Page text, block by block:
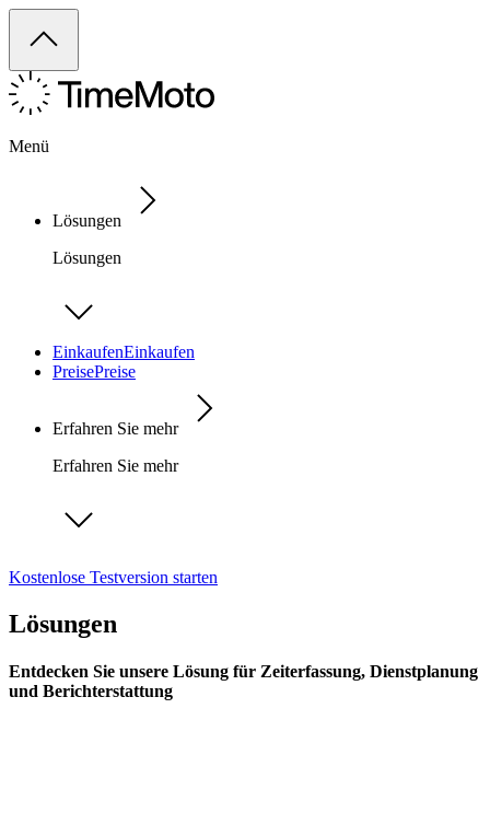
Menü
Lösungen
Lösungen
EinkaufenEinkaufen
PreisePreise
Erfahren Sie mehr
Erfahren Sie mehr
Kostenlose Testversion starten
Lösungen
Entdecken Sie unsere Lösung für Zeiterfassung, Dienstplanung
und Berichterstattung